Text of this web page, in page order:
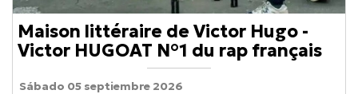
Maison littéraire de Victor Hugo -
Victor HUGOAT N°1 du rap français
Sábado 05 septiembre 2026